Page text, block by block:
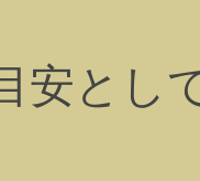
安とし